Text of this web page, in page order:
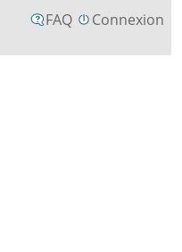
FAQ Connexion